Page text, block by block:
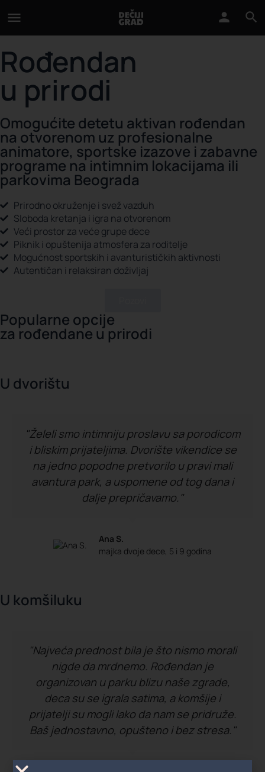
Rođendan
u prirodi
Omogućite detetu aktivan rođendan
na otvorenom uz profesionalne
animatore, sportske izazove i zabavne
programe na intimnim lokacijama ili
parkovima Beograda
Prirodno okruženje i svež vazduh
Sloboda kretanja i igra na otvorenom
Veći prostor za veće grupe dece
Piknik i opuštenija atmosfera za roditelje
Mogućnost sportskih i avanturističkih aktivnosti
Autentičan i relaksiran doživljaj
Popularne opcije
za rođendane u prirodi
U komšiluku
"Najveća prednost bila je što nismo morali
nigde da mrdnemo. Rođendan je
organizovan u parku blizu naše zgrade,
deca su se igrala satima, a komšije i
prijatelji su mogli lako da nam se pridruže.
Baš jednostavno, opušteno i bez stresa."
U dvorištu
"Želeli smo intimniju proslavu sa porodicom
i bliskim prijateljima. Dvorište vikendice se
na jedno popodne pretvorilo u pravi mali
avantura park, a uspomene od tog dana i
dalje prepričavamo."
Ana S.
majka dvoje dece, 5 i 9 godina